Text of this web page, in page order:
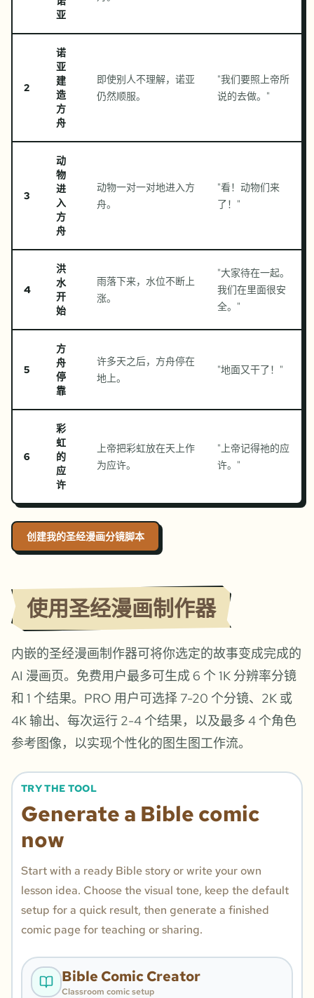
亚
2
诺
亚
建
造
方
舟
即使别人不理解，诺亚
仍然顺服。
"我们要照上帝所
说的去做。 "
3
动
物
进
入
方
舟
动物一对一对地进入方
舟。
"看！动物们来
了！ "
4
洪
水
开
始
雨落下来，水位不断上
涨。
"大家待在一起。
我们在里面很安
全。 "
5
方
舟
停
靠
许多天之后，方舟停在
地上。
"地面又干了！ "
6
彩
虹
的
应
许
上帝把彩虹放在天上作
为应许。
" 上帝记得祂的应
许。 "
创建我的圣经漫画分镜脚本
使用圣经漫画制作器
内嵌的圣经漫画制作器可将你选定的故事变成完成的
AI 漫画页。免费用户最多可生成 6 个 1K 分辨率分镜
和 1 个结果。PRO 用户可选择 7-20 个分镜、2K 或
4K 输出、每次运行 2-4 个结果，以及最多 4 个角色
参考图像，以实现个性化的图生图工作流。
TRY THE TOOL
Generate a Bible comic
now
Start with a ready Bible story or write your own
lesson idea. Choose the visual tone, keep the default
setup for a quick result, then generate a finished
comic page for teaching or sharing.
Bible Comic Creator
Classroom comic setup